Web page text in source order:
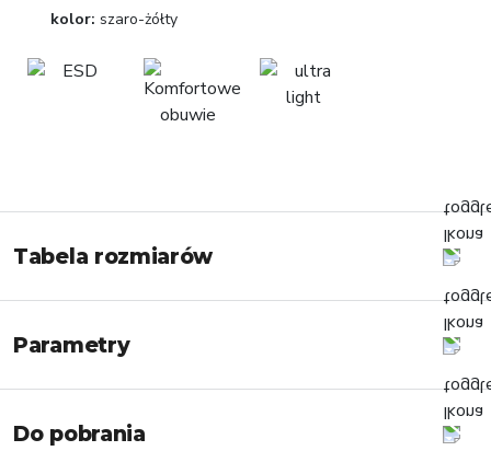
kolor: szaro-żółty
Tabela rozmiarów
Parametry
Do pobrania